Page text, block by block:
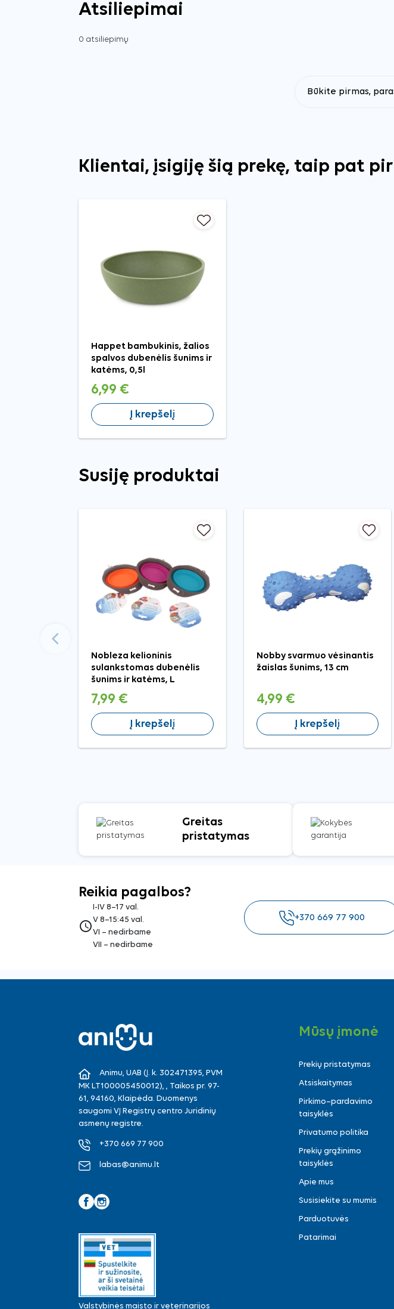
Atsiliepimai
0 atsiliepimų
Būkite pirmas,
Klientai, įsigiję šią prekę, taip pat
Happet bambukinis, žalios
spalvos dubenėlis šunims ir
katėms, 0,5l
6,99 €
Į krepšelį
Susiję produktai
Nobleza kelioninis
sulankstomas dubenėlis
šunims ir katėms, L
7,99 €
Į krepšelį
Nobby svarmuo vėsinantis
žaislas šunims, 13 cm
4,99 €
Į krepšelį
Greitas
pristatymas
Reikia pagalbos?
access_time
I-IV 8–17 val.
V 8–15:45 val.
VI – nedirbame
VII – nedirbame
+370 669 77 900
Animu, UAB (Į. k. 302471395, PVM
MK LT100005450012), , Taikos pr. 97-
61, 94160, Klaipėda. Duomenys
saugomi VĮ Registrų centro Juridinių
asmenų registre.
+370 669 77 900
labas@animu.lt
Valstybinės maisto ir veterinarijos
Mūsų įmonė
Prekių pristatymas
Atsiskaitymas
Pirkimo–pardavimo
taisyklės
Privatumo politika
Prekių grąžinimo
taisyklės
Apie mus
Susisiekite su mumis
Parduotuvės
Patarimai